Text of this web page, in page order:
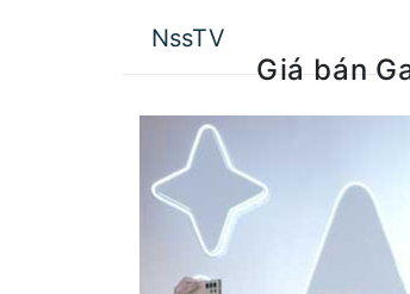
NssTV
Giá bán